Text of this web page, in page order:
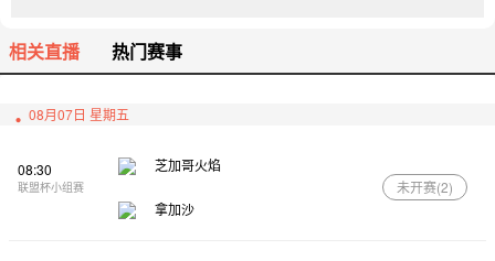
相关直播 热门赛事
08月07日 星期五
08:30
联盟杯小组赛
芝加哥火焰
拿加沙
未开赛(2)